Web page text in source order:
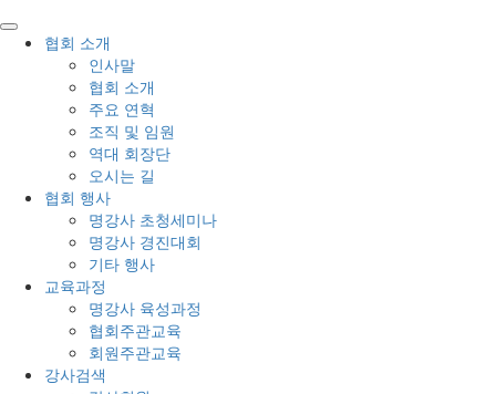
협회 소개
인사말
협회 소개
주요 연혁
조직 및 임원
역대 회장단
오시는 길
협회 행사
명강사 초청세미나
명강사 경진대회
기타 행사
교육과정
명강사 육성과정
협회주관교육
회원주관교육
강사검색